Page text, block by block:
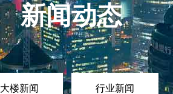
新闻动态
大楼新闻 行业新闻